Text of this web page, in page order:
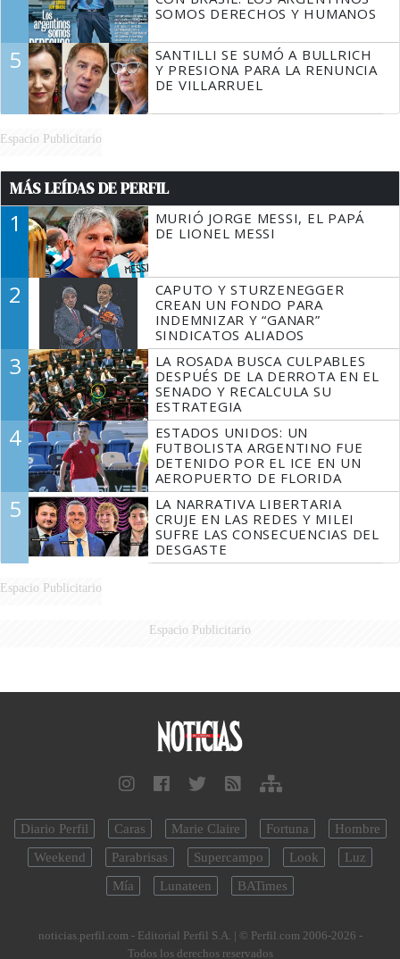
SOMOS DERECHOS Y HUMANOS
5
SANTILLI SE SUMÓ A BULLRICH
Y PRESIONA PARA LA RENUNCIA
DE VILLARRUEL
Espacio Publicitario
MÁS LEÍDAS DE PERFIL
1
MURIÓ JORGE MESSI, EL PAPÁ
DE LIONEL MESSI
2
CAPUTO Y STURZENEGGER
CREAN UN FONDO PARA
INDEMNIZAR Y “GANAR”
SINDICATOS ALIADOS
3
LA ROSADA BUSCA CULPABLES
DESPUÉS DE LA DERROTA EN EL
SENADO Y RECALCULA SU
ESTRATEGIA
4
ESTADOS UNIDOS: UN
FUTBOLISTA ARGENTINO FUE
DETENIDO POR EL ICE EN UN
AEROPUERTO DE FLORIDA
5
LA NARRATIVA LIBERTARIA
CRUJE EN LAS REDES Y MILEI
SUFRE LAS CONSECUENCIAS DEL
DESGASTE
Espacio Publicitario
Espacio Publicitario
Diario Perfil Caras Marie Claire Fortuna
Hombre
Weekend
Parabrisas Supercampo Look
Luz
Mía
Lunateen BATimes
noticias.perfil.com - Editorial Perfil S.A. | © Perfil.com 2006-2026 -
Todos los derechos reservados